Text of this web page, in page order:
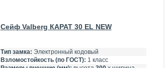
Сейф Valberg КАРАТ 30 EL NEW
Тип замка: Электронный кодовый
Взломостойкость (по ГОСТ): 1 класс